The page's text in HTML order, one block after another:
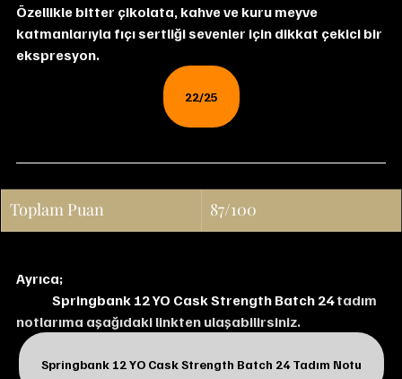
Özellikle bitter çikolata, kahve ve kuru meyve
katmanlarıyla fıçı sertliği sevenler için dikkat çekici bir
ekspresyon.
22/25
Toplam Puan 87/100
Ayrıca;
Springbank 12 YO Cask Strength Batch 24 tadım
notlarıma aşağıdaki linkten ulaşabilirsiniz.
Springbank 12 YO Cask Strength Batch 24 Tadım Notu